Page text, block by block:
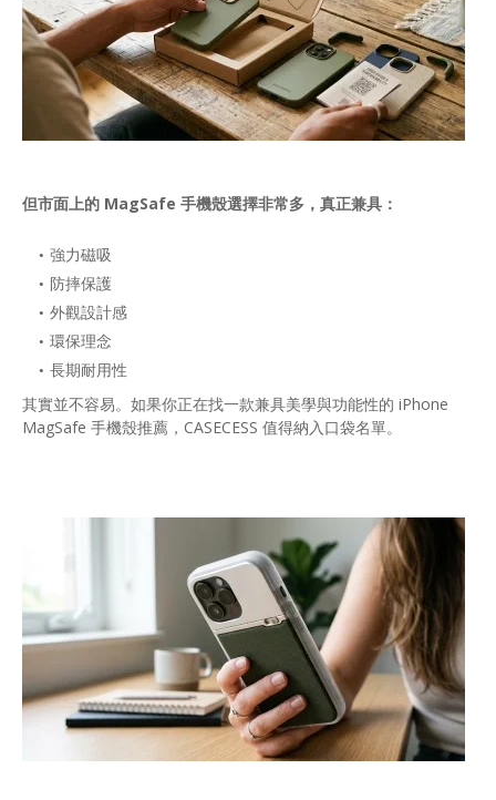
但市面上的 MagSafe 手機殼選擇非常多，真正兼具：
強力磁吸
防摔保護
外觀設計感
環保理念
長期耐用性
其實並不容易。如果你正在找一款兼具美學與功能性的 iPhone
MagSafe 手機殼推薦，CASECESS 值得納入口袋名單。